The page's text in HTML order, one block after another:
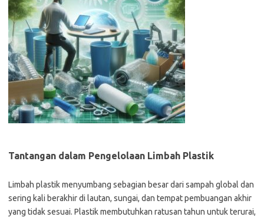
Tantangan dalam Pengelolaan Limbah Plastik
Limbah plastik menyumbang sebagian besar dari sampah global dan
sering kali berakhir di lautan, sungai, dan tempat pembuangan akhir
yang tidak sesuai. Plastik membutuhkan ratusan tahun untuk terurai,